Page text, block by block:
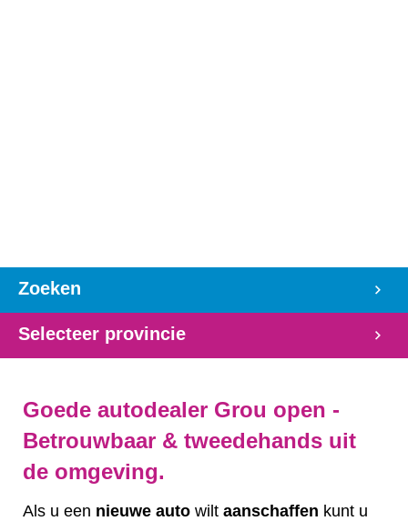
Zoeken
Selecteer provincie
Goede autodealer Grou open -
Betrouwbaar & tweedehands uit
de omgeving.
Als u een nieuwe auto wilt aanschaffen kunt u